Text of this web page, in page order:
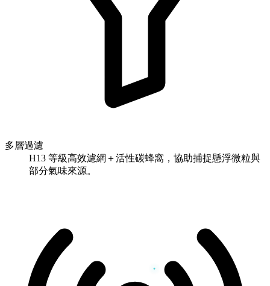
多層過濾
H13 等級高效濾網＋活性碳蜂窩，協助捕捉懸浮微粒與
部分氣味來源。